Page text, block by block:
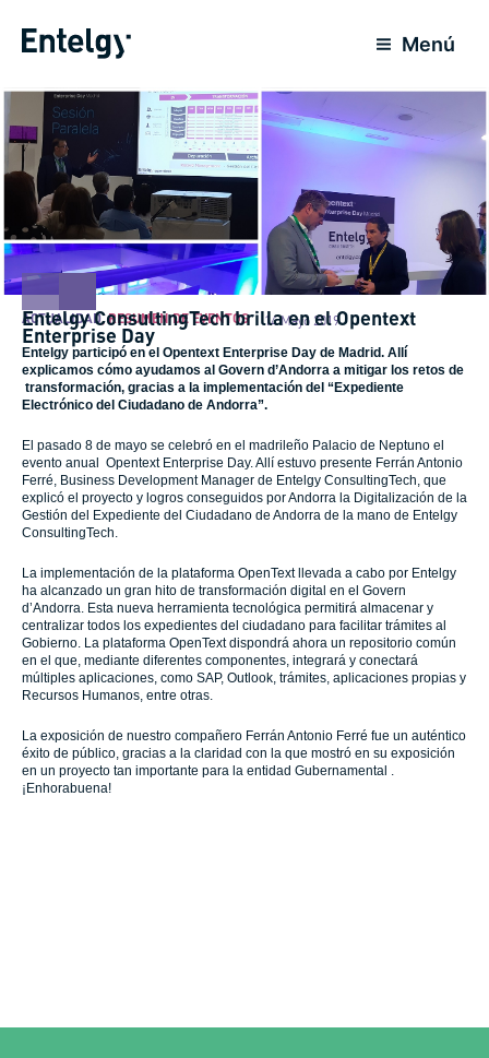
Menú
ACTUALIDAD,RESUMEN DE EVENTOS 14 Mayo 2019
Entelgy ConsultingTech brilla en el Opentext
Enterprise Day
Entelgy participó en el Opentext Enterprise Day de Madrid. Allí
explicamos cómo ayudamos al Govern d’Andorra a mitigar los retos de
transformación, gracias a la implementación del “Expediente
Electrónico del Ciudadano de Andorra”.
El pasado 8 de mayo se celebró en el madrileño Palacio de Neptuno el
evento anual Opentext Enterprise Day. Allí estuvo presente Ferrán Antonio
Ferré, Business Development Manager de Entelgy ConsultingTech, que
explicó el proyecto y logros conseguidos por Andorra la Digitalización de la
Gestión del Expediente del Ciudadano de Andorra de la mano de Entelgy
ConsultingTech.
La implementación de la plataforma OpenText llevada a cabo por Entelgy
ha alcanzado un gran hito de transformación digital en el Govern
d’Andorra. Esta nueva herramienta tecnológica permitirá almacenar y
centralizar todos los expedientes del ciudadano para facilitar trámites al
Gobierno. La plataforma OpenText dispondrá ahora un repositorio común
en el que, mediante diferentes componentes, integrará y conectará
múltiples aplicaciones, como SAP, Outlook, trámites, aplicaciones propias y
Recursos Humanos, entre otras.
La exposición de nuestro compañero Ferrán Antonio Ferré fue un auténtico
éxito de público, gracias a la claridad con la que mostró en su exposición
en un proyecto tan importante para la entidad Gubernamental .
¡Enhorabuena!